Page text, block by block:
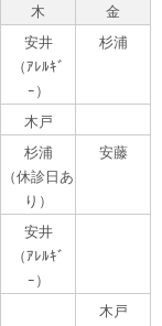
木
金
安井
（ｱﾚﾙｷﾞ
ｰ）
杉浦
木戸
杉浦
（休診日あ
り）
安藤
安井
（ｱﾚﾙｷﾞ
ｰ）
木戸